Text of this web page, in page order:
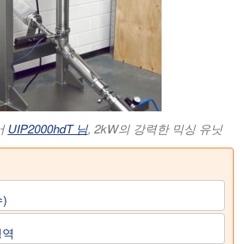
UIP2000hdT 님, 2kW의 강력한 믹싱 유닛